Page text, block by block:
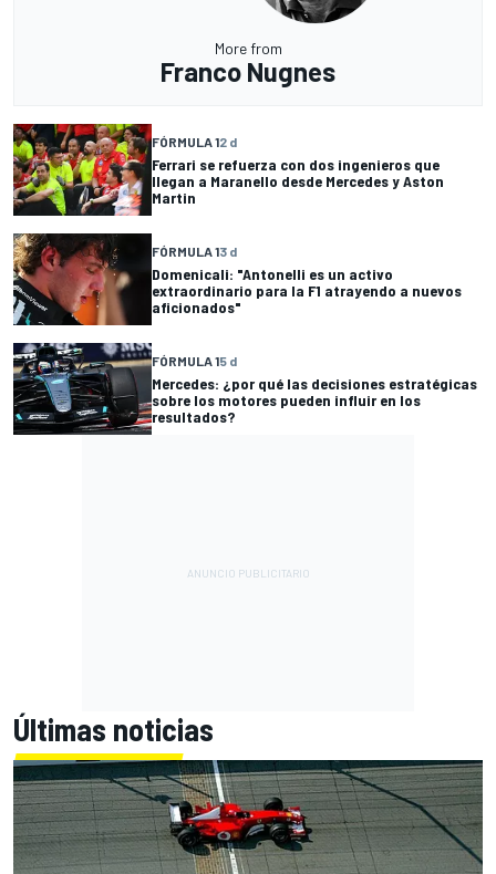
More from
Franco Nugnes
FÓRMULA 12 d
Ferrari se refuerza con dos ingenieros que
llegan a Maranello desde Mercedes y Aston
Martin
FÓRMULA 13 d
Domenicali: "Antonelli es un activo
extraordinario para la F1 atrayendo a nuevos
aficionados"
FÓRMULA 15 d
Mercedes: ¿por qué las decisiones estratégicas
sobre los motores pueden influir en los
resultados?
Últimas noticias